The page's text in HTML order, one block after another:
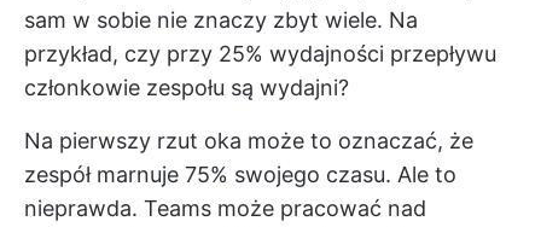
sam w sobie nie znaczy zbyt wiele. Na
przykład, czy przy 25% wydajności przepływu
członkowie zespołu są wydajni?
Na pierwszy rzut oka może to oznaczać, że
zespół marnuje 75% swojego czasu. Ale to
nieprawda. Teams może pracować nad